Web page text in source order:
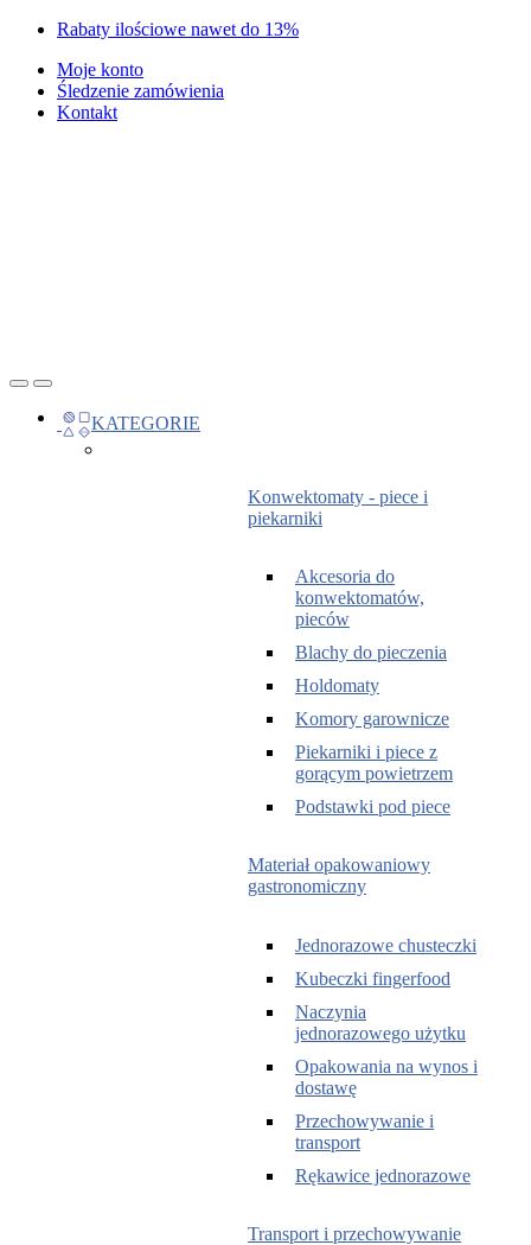
Skip
navigation
Skip
content
Rabaty ilościowe nawet do 13%
Moje konto
Śledzenie zamówienia
Kontakt
OpenClose
KATEGORIE
Konwektomaty - piece i
piekarniki
Akcesoria do
konwektomatów,
pieców
Blachy do pieczenia
Holdomaty
Komory garownicze
Piekarniki i piece z
gorącym powietrzem
Podstawki pod piece
Materiał opakowaniowy
gastronomiczny
Jednorazowe chusteczki
Kubeczki fingerfood
Naczynia
jednorazowego użytku
Opakowania na wynos i
dostawę
Przechowywanie i
transport
Rękawice jednorazowe
Transport i przechowywanie